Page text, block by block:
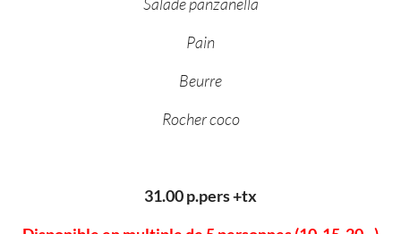
Pain
Beurre
Rocher coco
31.00 p.pers +tx